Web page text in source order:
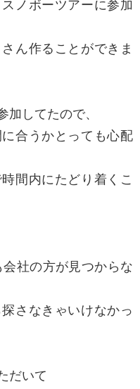
ノボーツアーに参加
ん作ることができま
してたので、
合うかとっても心配
間内にたどり着くこ
社の方が見つからな
さなきゃいけなかっ
だいて